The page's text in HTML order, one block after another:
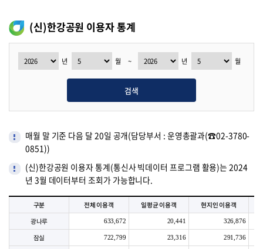
(신)한강공원 이용자 통계
년 월 ~ 년 월
검색
매월 말 기준 다음 달 20일 공개(담당부서 : 운영총괄과(☎02-3780-
0851))
(신)한강공원 이용자 통계(통신사 빅데이터 프로그램 활용)는 2024
년 3월 데이터부터 조회가 가능합니다.
구분 전체 이용객 일평균 이용객 현지인 이용객
광나루
633,672 20,441 326,876
잠실 722,799 23,316 291,736